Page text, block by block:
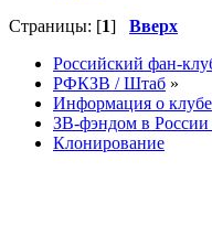
Страницы: [1] Вверх
Российский фан-
РФКЗВ / Штаб »
Информация о клубе
ЗВ-фэндом в России
Клонирование